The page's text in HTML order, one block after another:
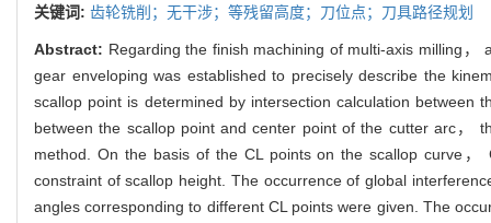
关键词: 齿轮铣削；无干涉；等残留高度；刀位点；刀具路径规划
Abstract: Regarding the finish machining of multi-axis milling
gear enveloping was established to precisely describe the
scallop point is determined by intersection calculation
between the scallop point and center point of the cutter arc，
method. On the basis of the CL points on the scallop curve
constraint of scallop height. The occurrence of global
angles corresponding to different CL points were given. The